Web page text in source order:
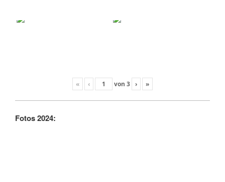
« ‹ von 3 › »
Fotos 2024: